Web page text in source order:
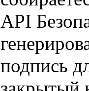
API
подпись